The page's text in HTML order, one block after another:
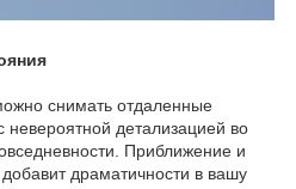
снимать отдаленные
детализацией во
Приближение и
драматичности в вашу